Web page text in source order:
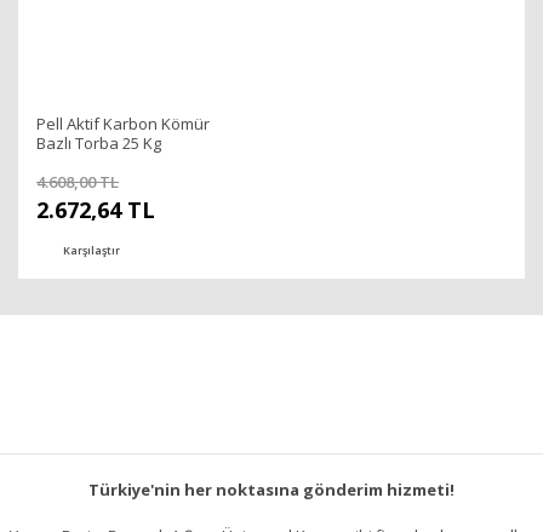
Pell Aktif Karbon Kömür
Bazlı Torba 25 Kg
4.608,00 TL
2.672,64 TL
Karşılaştır
Türkiye'nin her noktasına gönderim hizmeti!